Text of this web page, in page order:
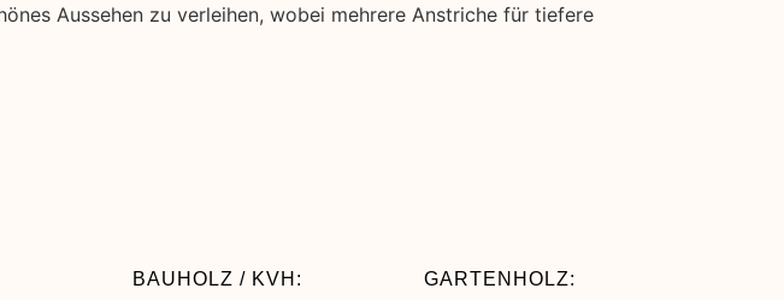
Aussehen zu verleihen, wobei mehrere Anstriche für tiefere
BAUHOLZ / KVH: GARTENHOLZ: